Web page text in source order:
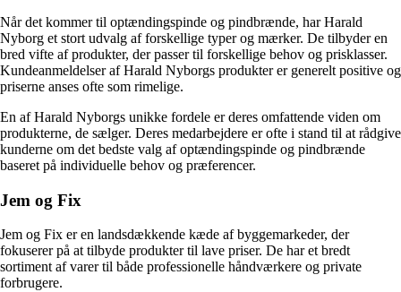
Når det kommer til optændingspinde og pindbrænde, har Harald
Nyborg et stort udvalg af forskellige typer og mærker. De tilbyder en
bred vifte af produkter, der passer til forskellige behov og prisklasser.
Kundeanmeldelser af Harald Nyborgs produkter er generelt positive og
priserne anses ofte som rimelige.
En af Harald Nyborgs unikke fordele er deres omfattende viden om
produkterne, de sælger. Deres medarbejdere er ofte i stand til at rådgive
kunderne om det bedste valg af optændingspinde og pindbrænde
baseret på individuelle behov og præferencer.
Jem og Fix
Jem og Fix er en landsdækkende kæde af byggemarkeder, der
fokuserer på at tilbyde produkter til lave priser. De har et bredt
sortiment af varer til både professionelle håndværkere og private
forbrugere.